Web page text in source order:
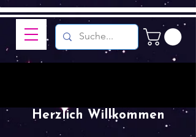
Herzlich Willkommen